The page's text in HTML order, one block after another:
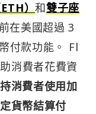
）和雙子座
在美國超過 3
付款功能。 Fl
消費者花費資
消費者使用加
貨幣結算付